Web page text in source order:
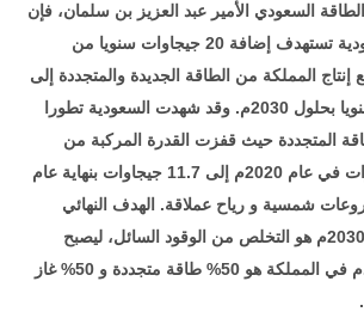
السعودي الأمير عبد العزيز بن سلمان، فإن
المملكة العربية السعودية تستهدف إضافة 20 جيجاوات سنويا من
إنتاج المملكة من الطاقة الجديدة والمتجددة إلى
100-130 جيجاوات سنويا بحلول 2030م. وقد شهدت السعودية تطورا
المتجددة حيث قفزت القدرة المركبة من
مستويات 0.41 جيجاوات في عام 2020م إلى 11.7 جيجاوات بنهاية عام
شمسية و رياح عملاقة. الهدف النهائي
للسعودية وفقا لرؤية 2030م هو التخلص من الوقود السائل، ليصبح
مزيج الطاقة المستخدم في المملكة هو 50% طاقة متجددة و 50% غاز
.